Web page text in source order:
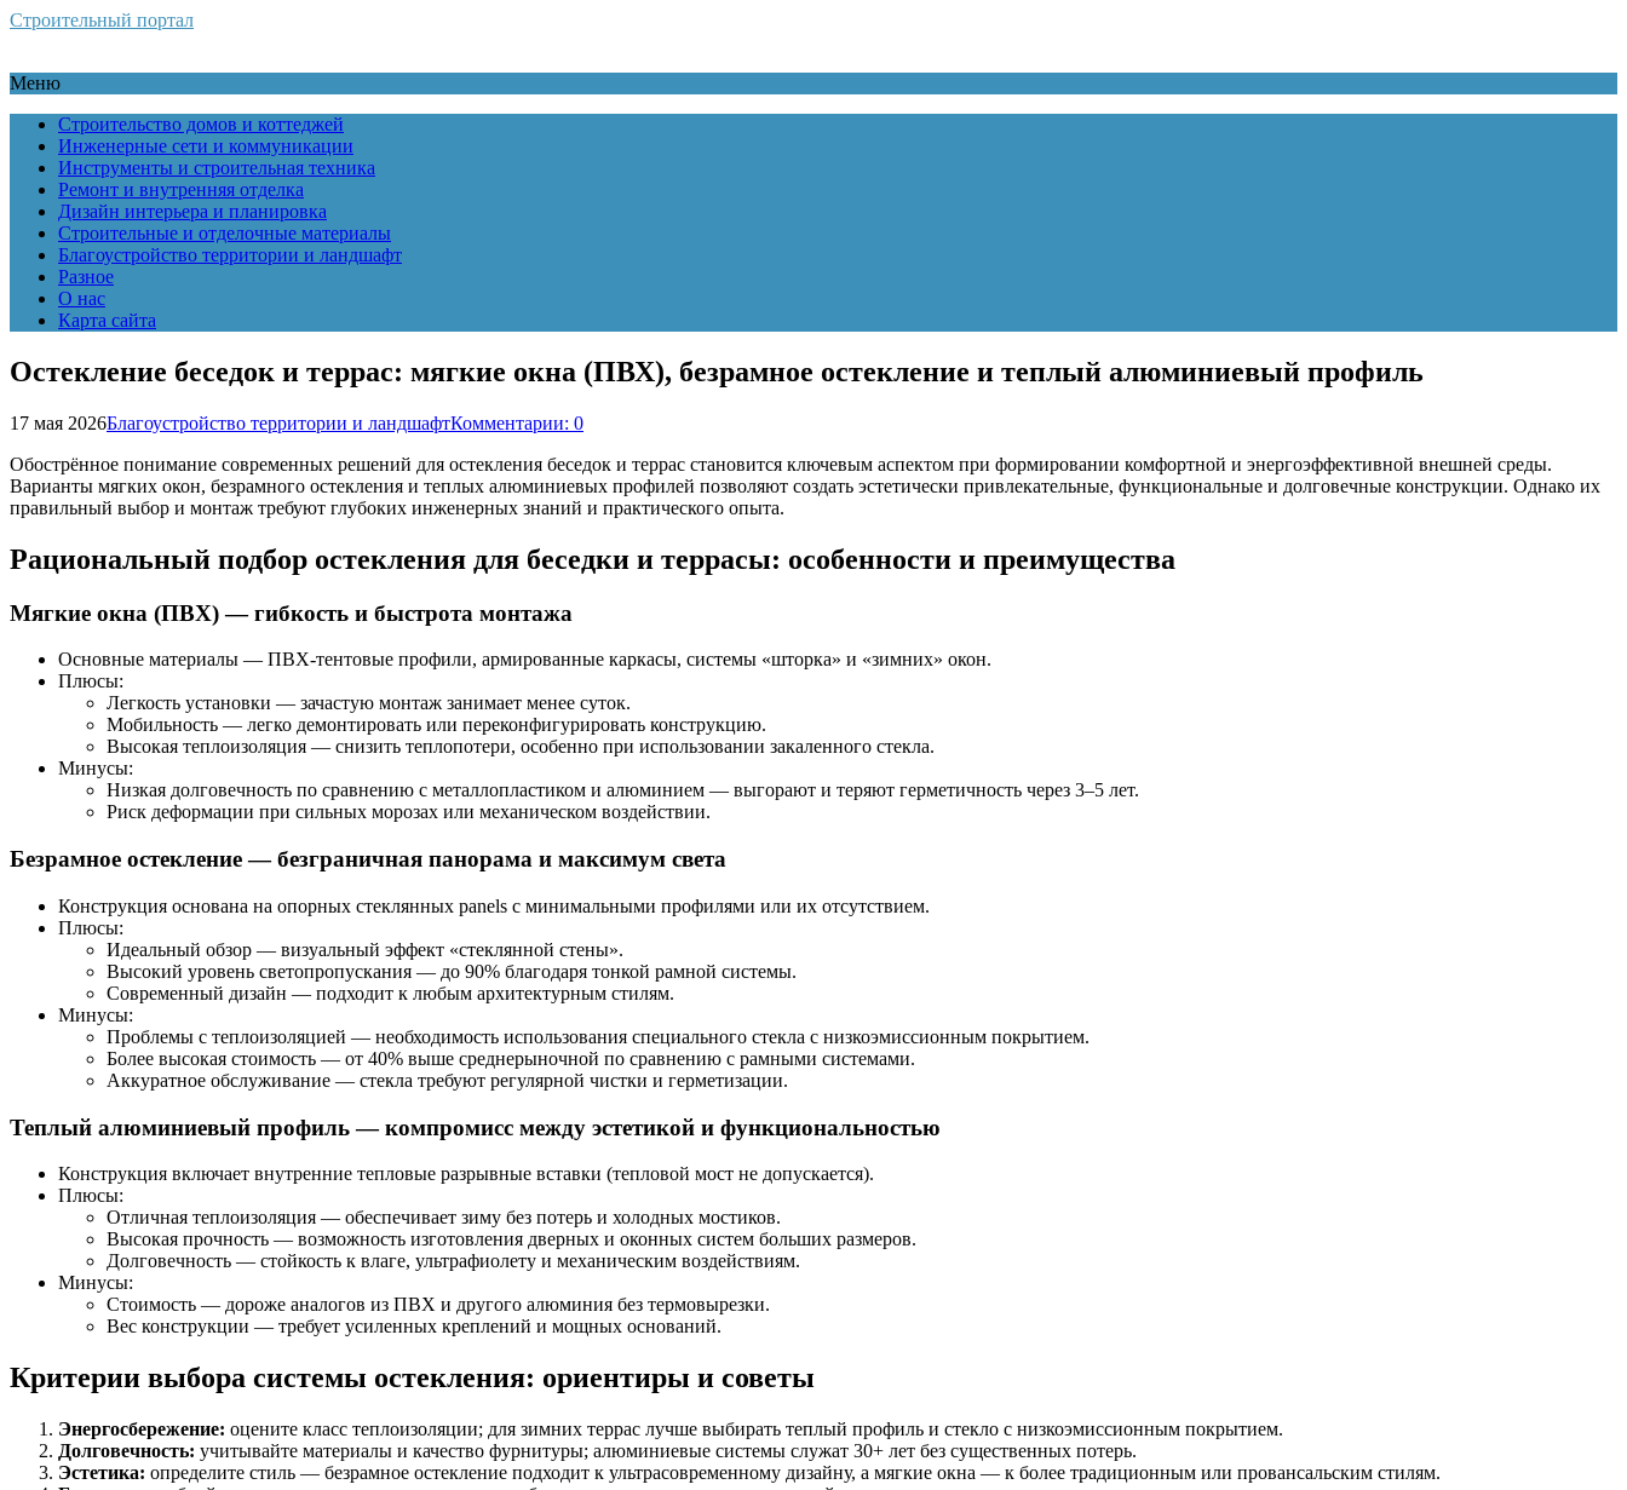
Строительный портал
Меню
Строительство домов и коттеджей
Инженерные сети и коммуникации
Инструменты и строительная техника
Ремонт и внутренняя отделка
Дизайн интерьера и планировка
Строительные и отделочные материалы
Благоустройство территории и ландшафт
Разное
О нас
Карта сайта
Остекление беседок и террас: мягкие окна (ПВХ), безрамное остекление и теплый алюминиевый профиль
17 мая 2026Благоустройство территории и ландшафтКомментарии: 0
Обострённое понимание современных решений для остекления беседок и террас становится ключевым аспектом при формировании комфортной и энергоэффективной внешней среды.
Варианты мягких окон, безрамного остекления и теплых алюминиевых профилей позволяют создать эстетически привлекательные, функциональные и долговечные конструкции. Однако их
правильный выбор и монтаж требуют глубоких инженерных знаний и практического опыта.
Рациональный подбор остекления для беседки и террасы: особенности и преимущества
Мягкие окна (ПВХ) — гибкость и быстрота монтажа
Основные материалы — ПВХ-тентовые профили, армированные каркасы, системы «шторка» и «зимних» окон.
Плюсы:
Легкость установки — зачастую монтаж занимает менее суток.
Мобильность — легко демонтировать или переконфигурировать конструкцию.
Высокая теплоизоляция — снизить теплопотери, особенно при использовании закаленного стекла.
Минусы:
Низкая долговечность по сравнению с металлопластиком и алюминием — выгорают и теряют герметичность через 3–5 лет.
Риск деформации при сильных морозах или механическом воздействии.
Безрамное остекление — безграничная панорама и максимум света
Конструкция основана на опорных стеклянных panels с минимальными профилями или их отсутствием.
Плюсы:
Идеальный обзор — визуальный эффект «стеклянной стены».
Высокий уровень светопропускания — до 90% благодаря тонкой рамной системы.
Современный дизайн — подходит к любым архитектурным стилям.
Минусы:
Проблемы с теплоизоляцией — необходимость использования специального стекла с низкоэмиссионным покрытием.
Более высокая стоимость — от 40% выше среднерыночной по сравнению с рамными системами.
Аккуратное обслуживание — стекла требуют регулярной чистки и герметизации.
Теплый алюминиевый профиль — компромисс между эстетикой и функциональностью
Конструкция включает внутренние тепловые разрывные вставки (тепловой мост не допускается).
Плюсы:
Отличная теплоизоляция — обеспечивает зиму без потерь и холодных мостиков.
Высокая прочность — возможность изготовления дверных и оконных систем больших размеров.
Долговечность — стойкость к влаге, ультрафиолету и механическим воздействиям.
Минусы:
Стоимость — дороже аналогов из ПВХ и другого алюминия без термовырезки.
Вес конструкции — требует усиленных креплений и мощных оснований.
Критерии выбора системы остекления: ориентиры и советы
Энергосбережение: оцените класс теплоизоляции; для зимних террас лучше выбирать теплый профиль и стекло с низкоэмиссионным покрытием.
Долговечность: учитывайте материалы и качество фурнитуры; алюминиевые системы служат 30+ лет без существенных потерь.
Эстетика: определите стиль — безрамное остекление подходит к ультрасовременному дизайну, а мягкие окна — к более традиционным или провансальским стилям.